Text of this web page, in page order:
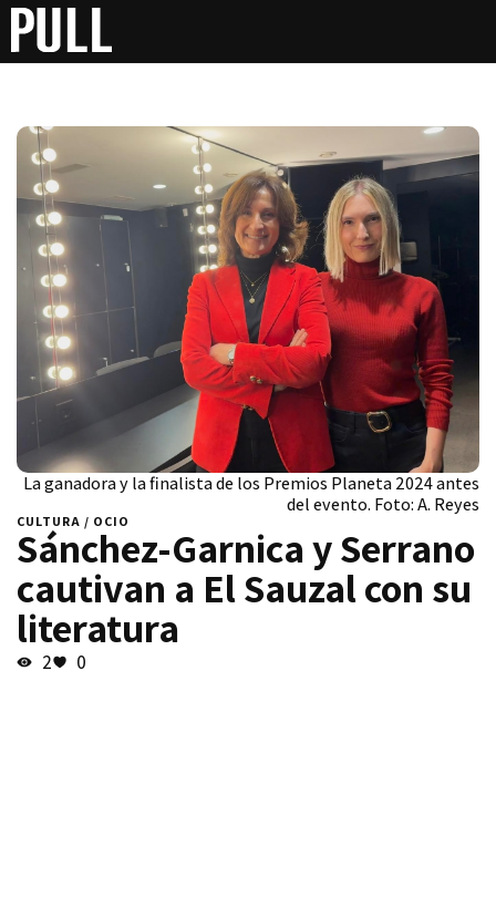
La ganadora y la finalista de los Premios Planeta 2024 antes
del evento. Foto: A. Reyes
CULTURA / OCIO
Sánchez-Garnica y Serrano
cautivan a El Sauzal con su
literatura
2 0